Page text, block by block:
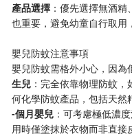
​產品選擇​ ：優先選擇無酒
也重要，避免幼童自行取用
嬰兒防蚊注意事項
嬰兒防蚊需格外小心，因
生兒​ ：完全依靠物理防蚊
何化學防蚊產品，包括天然
​-個月嬰兒​ ：可考慮極低濃
用時僅塗抹於衣物而非直接